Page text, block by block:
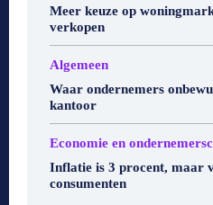
Meer keuze op
verkopen
Algemeen
Waar ondernemers
kantoor
Economie en
Inflatie is 3 procent, maar
consumenten